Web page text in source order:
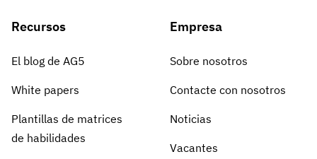
Recursos
El blog de AG5
White papers
Plantillas de matrices
de habilidades
Empresa
Sobre nosotros
Contacte con nosotros
Noticias
Vacantes